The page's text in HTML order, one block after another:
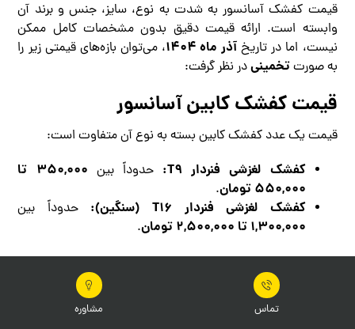
قیمت کفشک آسانسور به شدت به نوع، سایز، جنس و برند آن
وابسته است. ارائه قیمت دقیق بدون مشخصات کامل ممکن
نیست، اما در تاریخ آذر ماه ۱۴۰۴
، می‌توان بازه‌های قیمتی زیر را
به صورتتخمینیدر نظر گرفت:
قیمت کفشک کابین آسانسور
قیمت یک عدد کفشک کابین بسته به نوع آن متفاوت است:
کفشک لغزشی فنردار T۹: حدوداً بین
۳۵۰,۰۰۰ تا
۵۵۰,۰۰۰ تومان
.
کفشک لغزشی فنردار T۱۶ (سنگین): حدوداً بین
۱,۳۰۰,۰۰۰ تا ۲,۵۰۰,۰۰۰ تومان .
قیمت کفشک غلطکی آسانسور یا قیمت
کفشک رولر آسانسور
تماس مشاوره